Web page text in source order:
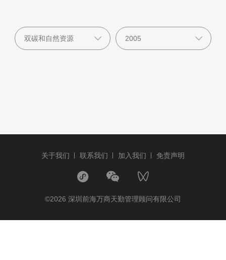
关于我们 联系我们 加入我们 免责声明
©2026 深圳前海万商天勤管理顾问有限公司